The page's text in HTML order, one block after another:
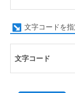
文字コードを指
文字コード